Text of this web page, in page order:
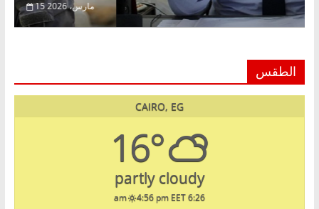
22 فبراير، 2026
الطقس
CAIRO, EG
16°
partly cloudy
6:26 am
4:56 pm EET